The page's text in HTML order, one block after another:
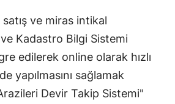
Bayburt
Karaman
Kırıkkale
ve miras intikal
Kadastro Bilgi Sistemi
edilerek online olarak hızlı
yapılmasını sağlamak
Devir Takip Sistemi"